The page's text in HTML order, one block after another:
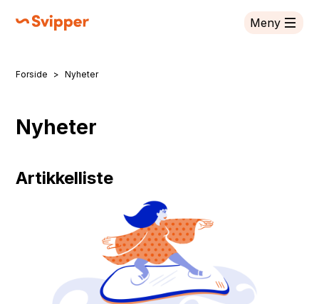
Meny
Du er her:
Forside Nyheter
Nyheter
Artikkelliste